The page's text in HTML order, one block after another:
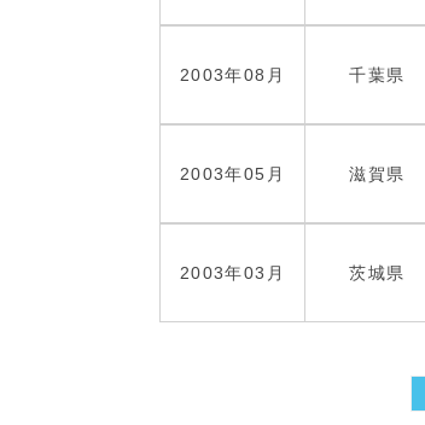
2003年08月 千葉県
2003年05月 滋賀県
2003年03月 茨城県